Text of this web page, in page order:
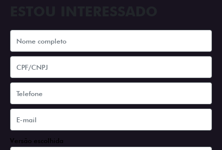
Versão escolhida